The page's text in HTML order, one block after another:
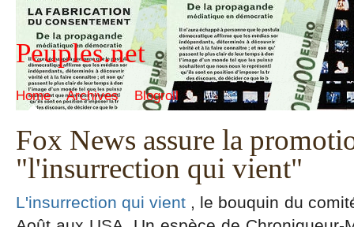
Peuples.net
Home Archives Blogroll
Fox News assure la
"l'insurrection qui vient"
L'insurrection qui vient , le bouquin du